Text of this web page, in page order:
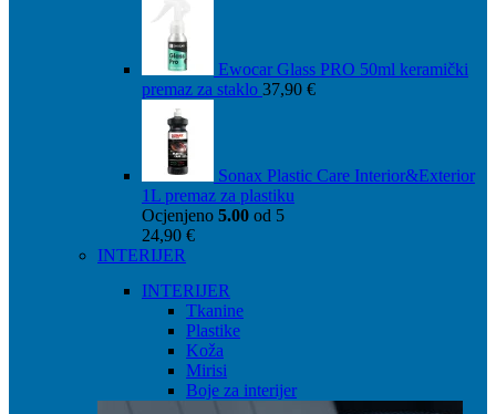
Ewocar Glass PRO 50ml keramički
premaz za staklo 37,90 €
Sonax Plastic Care Interior&Exterior
1L premaz za plastiku
Ocjenjeno 5.00 od 5
24,90 €
INTERIJER
INTERIJER
Tkanine
Plastike
Koža
Mirisi
Boje za interijer